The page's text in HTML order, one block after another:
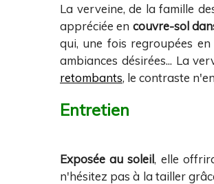
La verveine, de la famille
appréciée en couvre-sol
qui, une fois regroupées
ambiances désirées... La
retombants, le contraste
Entretien
Exposée au soleil, elle
n'hésitez pas à la tailler